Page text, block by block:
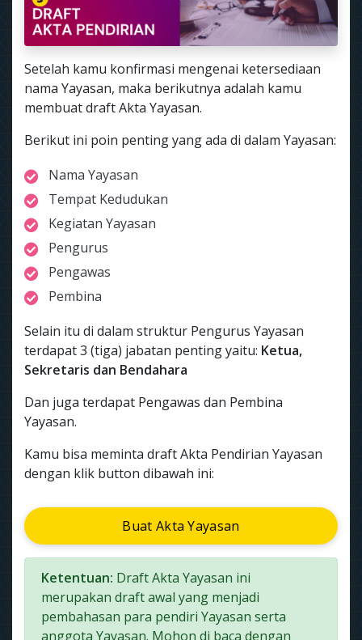
Setelah kamu konfirmasi mengenai ketersediaan
nama Yayasan, maka berikutnya adalah kamu
membuat draft Akta Yayasan.
Berikut ini poin penting yang ada di dalam Yayasan:
Nama Yayasan
Tempat Kedudukan
Kegiatan Yayasan
Pengurus
Pengawas
Pembina
Selain itu di dalam struktur Pengurus Yayasan
terdapat 3 (tiga) jabatan penting yaitu: Ketua,
Sekretaris dan Bendahara
Dan juga terdapat Pengawas dan Pembina
Yayasan.
Kamu bisa meminta draft Akta Pendirian Yayasan
dengan klik button dibawah ini:
Buat Akta Yayasan
Ketentuan: Draft Akta Yayasan ini
merupakan draft awal yang menjadi
pembahasan para pendiri Yayasan serta
anggota Yayasan. Mohon di baca dengan